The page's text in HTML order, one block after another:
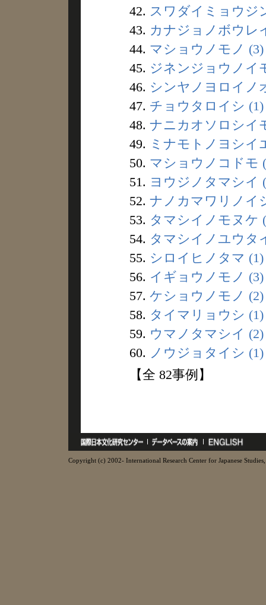
42. スワダイミョウジ
43. カナジョノボウレ
44. マショウノモノ (3)
45. ジネンジョウノイ
46. シンヤノヨロイノ
47. チョウタロイシ (1)
48. ナニカオソロシイ
49. ミナモトノヨシイ
50. マショウノコドモ
51. ヨウジノタマシイ
52. ナノカマワリノイ
53. タマシイノモヌケ
54. タマシイノユウタ
55. シロイヒノタマ (1)
56. イギョウノモノ (3)
57. ケショウノモノ (2)
58. タイマリョウシ (1)
59. ウマノタマシイ (2)
60. ノウジョタイシ (1)
【全 82事例】
Copyright (c) 2002- International Research Center for Japanese